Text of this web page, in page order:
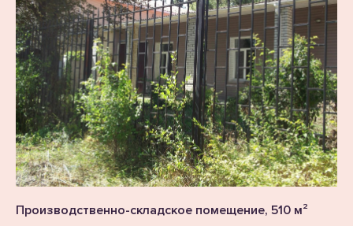
Производственно-складское помещение, 510 м²